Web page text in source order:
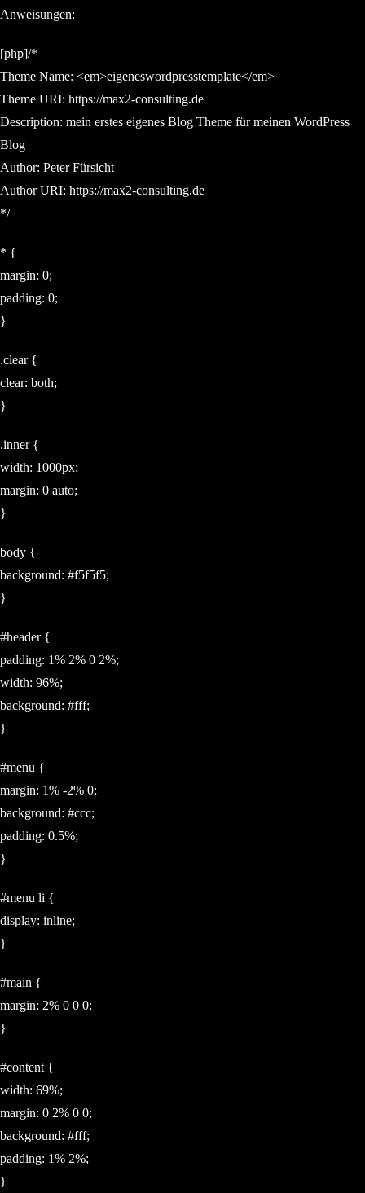
Anweisungen:
[php]/*
Theme Name: <em>eigeneswordpresstemplate</em>
Theme URI: https://max2-consulting.de
Description: mein erstes eigenes Blog Theme für meinen WordPress
Blog
Author: Peter Fürsicht
Author URI: https://max2-consulting.de
*/
* {
margin: 0;
padding: 0;
}
.clear {
clear: both;
}
.inner {
width: 1000px;
margin: 0 auto;
}
body {
background: #f5f5f5;
}
#header {
padding: 1% 2% 0 2%;
width: 96%;
background: #fff;
}
#menu {
margin: 1% -2% 0;
background: #ccc;
padding: 0.5%;
}
#menu li {
display: inline;
}
#main {
margin: 2% 0 0 0;
}
#content {
width: 69%;
margin: 0 2% 0 0;
background: #fff;
padding: 1% 2%;
}